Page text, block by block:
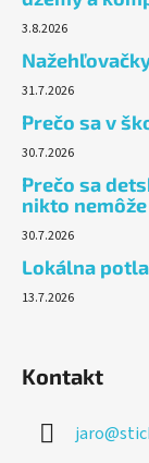
3.8.2026
31.7.2026
Prečo sa v
30.7.2026
Prečo sa
nikto nemôže
30.7.2026
Lokálna
13.7.2026
Kontakt
jaro@